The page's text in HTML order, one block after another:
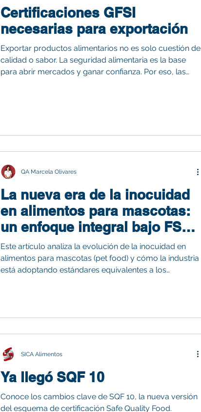
Certificaciones GFSI
necesarias para exportación
Exportar productos alimentarios no es solo cuestión de
calidad o sabor. La seguridad alimentaria es la base
para abrir mercados y ganar confianza. Por eso, las
La nueva era de la inocuidad
en alimentos para mascotas:
un enfoque integral bajo FSSC
22000 y HACCP
Este artículo analiza la evolución de la inocuidad en
alimentos para mascotas (pet food) y cómo la industria
está adoptando estándares equivalentes a los
importancia del control de alérgenos, food defense y
y las exigencias regulatoria
QA Marcela Olivares
Ya llegó SQF 10
Conoce los cambios clave de SQF 10, la nueva versión
del esquema de certificación Safe Quality Food.
SICA Alimentos